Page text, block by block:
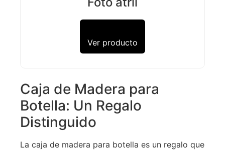
Ver producto
Caja de Madera para
Botella: Un Regalo
Distinguido
La caja de madera para botella es un regalo que